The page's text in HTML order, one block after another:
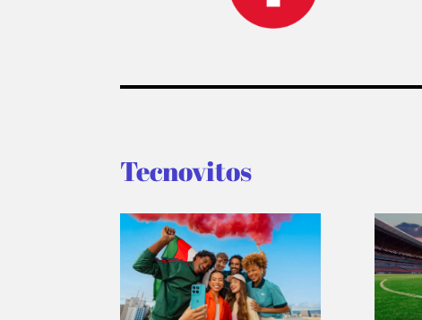
Tecnovitos